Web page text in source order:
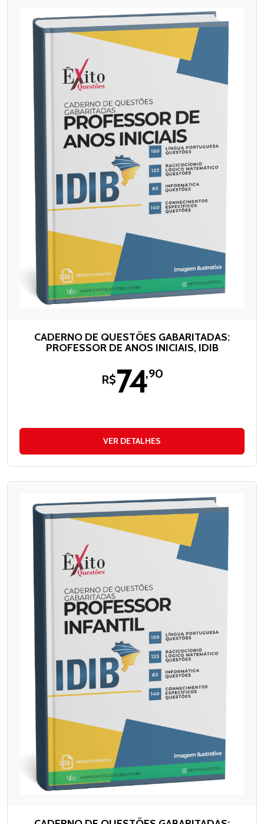
CADERNO DE QUESTÕES GABARITADAS:
PROFESSOR DE ANOS INICIAIS, IDIB
R$74,90
VER DETALHES